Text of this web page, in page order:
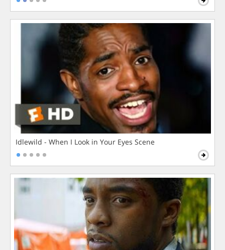
Idlewild - When I Look in Your Eyes Scene